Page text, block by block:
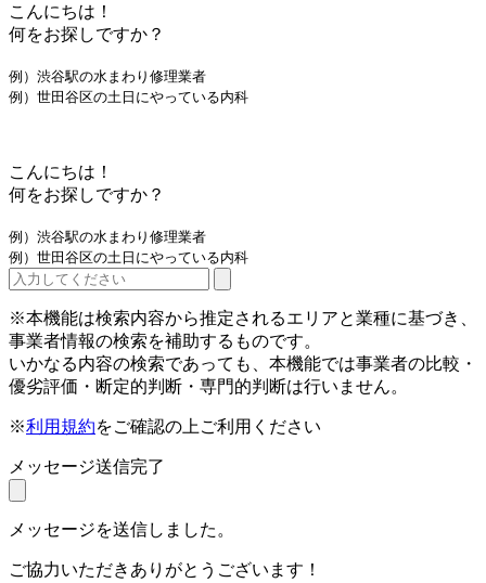
こんにちは！
何をお探しですか？
例）渋谷駅の水まわり修理業者
例）世田谷区の土日にやっている内科
こんにちは！
何をお探しですか？
例）渋谷駅の水まわり修理業者
例）世田谷区の土日にやっている内科
※本機能は検索内容から推定されるエリアと業種に基づき、
事業者情報の検索を補助するものです。
いかなる内容の検索であっても、本機能では事業者の比較・
優劣評価・断定的判断・専門的判断は行いません。
※利用規約をご確認の上ご利用ください
メッセージ送信完了
メッセージを送信しました。
ご協力いただきありがとうございます！